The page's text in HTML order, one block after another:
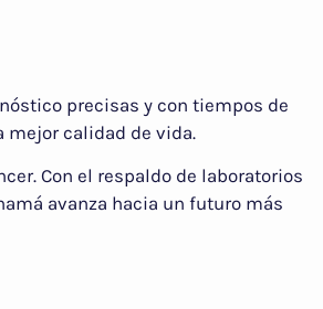
precisas y con tiempos de
mejor calidad de vida.
Con el respaldo de laboratorios
avanza hacia un futuro más